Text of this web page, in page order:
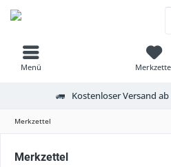
Menü
Kostenloser Versand
Merkzettel
Merkzettel